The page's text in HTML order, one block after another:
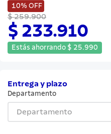
10% OFF
$ 259.900
$ 233.910
Estás ahorrando $ 25.990
Entrega y plazo
Departamento
Departamento